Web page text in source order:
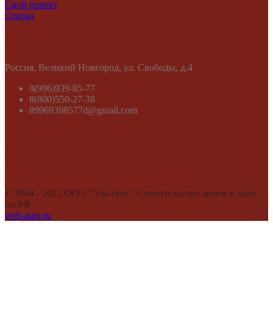
Свой проект
Статьи
​Россия, Великий Новгород, ул. Свободы, д.4
8(996)939-85-77
8(800)550-27-38
89969398577d@gmail.com
© 2004 - 2022 ООО "Эль-брус" Строительство домов и бань
по РФ
web-aura.ru